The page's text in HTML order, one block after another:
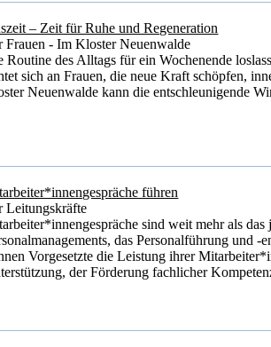
– Zeit für Ruhe und Regeneration
Frauen - Im Kloster Neuenwalde
Routine des Alltags für ein Wochenende
sich an Frauen, die neue Kraft schöpfen,
Neuenwalde kann die entschleunigende
führen
Leitungskräfte
sind weit mehr als
das Personalführung und
Vorgesetzte die Leistung ihrer
der Förderung fachlicher